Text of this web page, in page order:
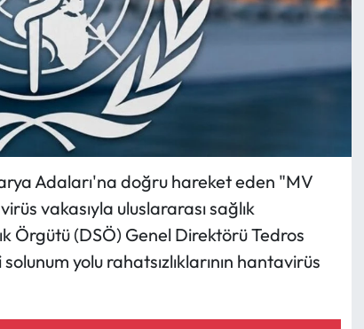
Adaları'na doğru hareket eden "MV
vakasıyla uluslararası sağlık
Örgütü (DSÖ) Genel Direktörü Tedros
yolu rahatsızlıklarının hantavirüs